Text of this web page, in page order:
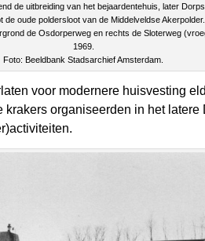
de uitbreiding van het bejaardentehuis, later
de oude poldersloot van de Middelveldse
de Osdorperweg en rechts de Sloterweg
1969.
Foto: Beeldbank Stadsarchief Amsterdam.
voor modernere huisvesting
organiseerden in het